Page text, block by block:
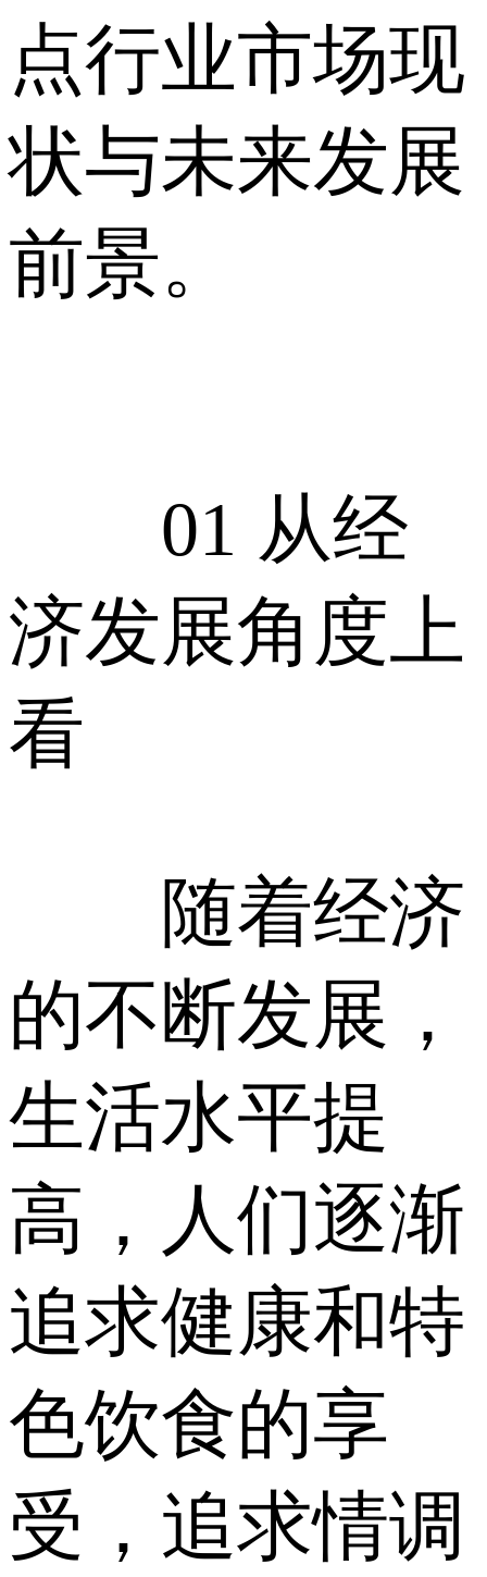
点行业市场现
状与未来发展
前景。
01 从经
济发展角度上
看
随着经济
的不断发展，
生活水平提
高，人们逐渐
追求健康和特
色饮食的享
受，追求情调